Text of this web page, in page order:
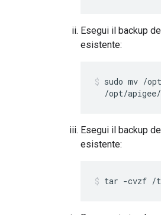
Esegui il backup
esistente:
sudo mv /
/opt/
Esegui il backup
esistente:
tar -cvzf /